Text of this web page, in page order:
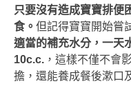
只要沒有造成寶寶排便
食。 但記得寶寶開始嘗
適當的補充水分，一天
10c.c. ，這樣不僅不會
擔，還能養成餐後漱口